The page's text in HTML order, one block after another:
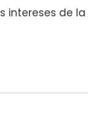
intereses de